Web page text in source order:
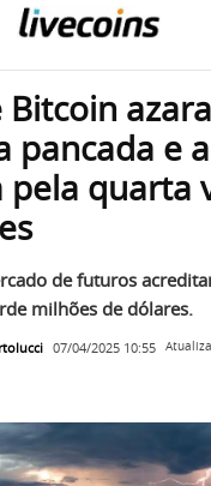
Bitcoin
pancada e
quarta
de futuros
milhões de dólares.
07/04/2025 10:55